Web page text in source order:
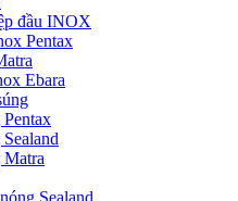
đầu INOX
Pentax
Ebara
Matra
Sealand